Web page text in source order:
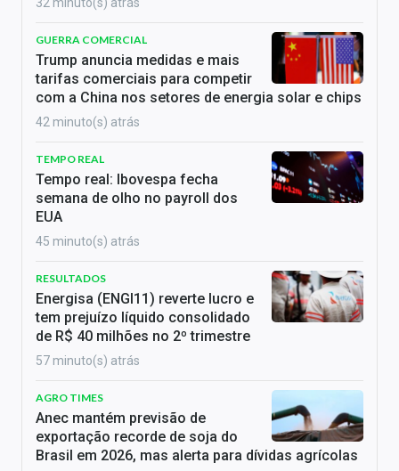
GUERRA COMERCIAL
Trump anuncia medidas e mais
tarifas comerciais para competir
com a China nos setores de energia solar e chips
42 minuto(s) atrás
TEMPO REAL
Tempo real: Ibovespa fecha
semana de olho no payroll dos
EUA
45 minuto(s) atrás
RESULTADOS
Energisa (ENGI11) reverte lucro e
tem prejuízo líquido consolidado
de R$ 40 milhões no 2º trimestre
57 minuto(s) atrás
AGRO TIMES
Anec mantém previsão de
exportação recorde de soja do
Brasil em 2026, mas alerta para dívidas agrícolas